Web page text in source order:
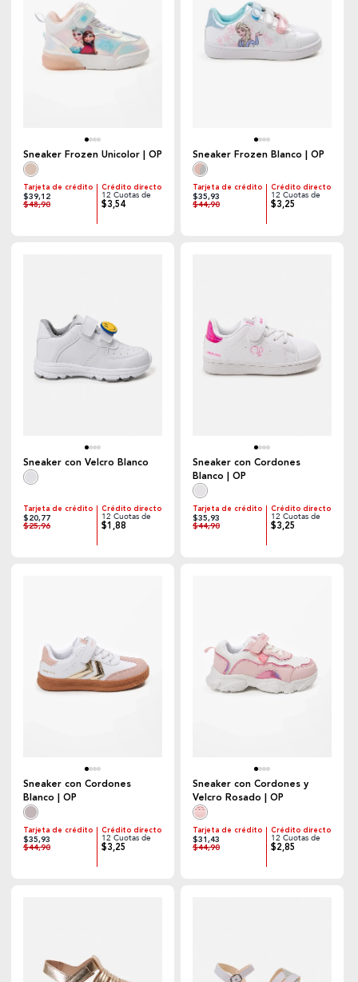
Sneaker Frozen Unicolor | OP
Tarjeta de crédito
$39,12
$48,90
Crédito directo
12 Cuotas de
$3,54
Sneaker Frozen Blanco | OP
Tarjeta de crédito
$35,93
$44,90
Crédito directo
12 Cuotas de
$3,25
Sneaker con Velcro Blanco
Tarjeta de crédito
$20,77
$25,96
Crédito directo
12 Cuotas de
$1,88
Sneaker con Cordones
Blanco | OP
Tarjeta de crédito
$35,93
$44,90
Crédito directo
12 Cuotas de
$3,25
Sneaker con Cordones
Blanco | OP
Tarjeta de crédito
$35,93
$44,90
Crédito directo
12 Cuotas de
$3,25
Sneaker con Cordones y
Velcro Rosado | OP
Tarjeta de crédito
$31,43
$44,90
Crédito directo
12 Cuotas de
$2,85